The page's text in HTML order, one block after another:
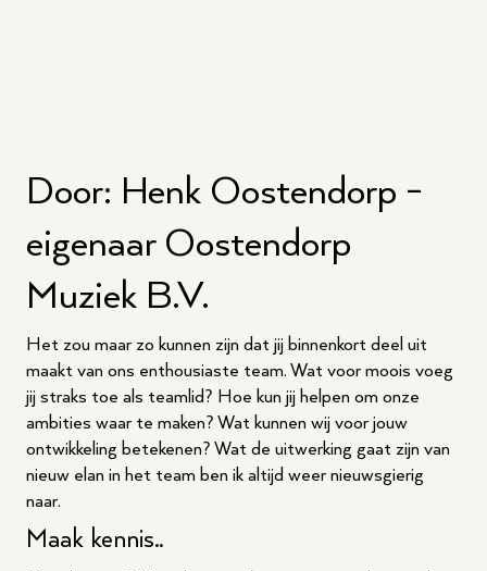
Door: Henk Oostendorp -
eigenaar Oostendorp
Muziek B.V.
Het zou maar zo kunnen zijn dat jij binnenkort deel uit
maakt van ons enthousiaste team. Wat voor moois voeg
jij straks toe als teamlid? Hoe kun jij helpen om onze
ambities waar te maken? Wat kunnen wij voor jouw
ontwikkeling betekenen? Wat de uitwerking gaat zijn van
nieuw elan in het team ben ik altijd weer nieuwsgierig
naar.
Maak kennis..